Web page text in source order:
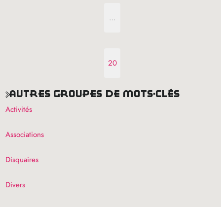
…
20
autres groupes de mots-clés
Activités
Associations
Disquaires
Divers